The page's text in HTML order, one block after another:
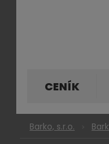
CENÍK
Barko, s.r.o.